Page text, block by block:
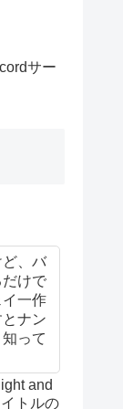
サー
、バ
けで
一作
ナン
って
and
トルの